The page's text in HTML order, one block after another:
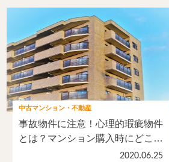
中古マンション・不動産
事故物件に注意！心理的瑕疵物件
とは？マンション購入時にどこま
2020.06.25